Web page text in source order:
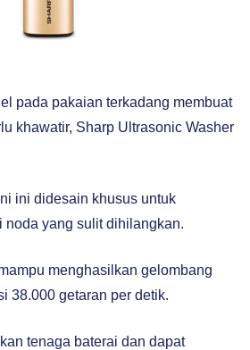
pada pakaian terkadang membuat
khawatir, Sharp Ultrasonic Washer
ini didesain khusus untuk
noda yang sulit dihilangkan.
menghasilkan gelombang
38.000 getaran per detik.
tenaga baterai dan dapat